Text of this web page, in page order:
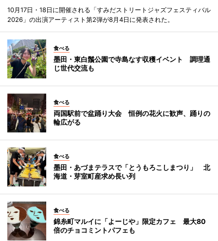
10月17日・18日に開催される「すみだストリートジャズフェスティバル
2026」の出演アーティスト第2弾が8月4日に発表された。
食べる
墨田・東白鬚公園で寺島なす収穫イベント 調理通
じ世代交流も
食べる
両国駅前で盆踊り大会 恒例の花火に歓声、踊りの
輪広がる
食べる
墨田・あづまテラスで「とうもろこしまつり」 北
海道・芽室町産求め長い列
食べる
錦糸町マルイに「よーじや」限定カフェ 最大80
倍のチョコミントパフェも